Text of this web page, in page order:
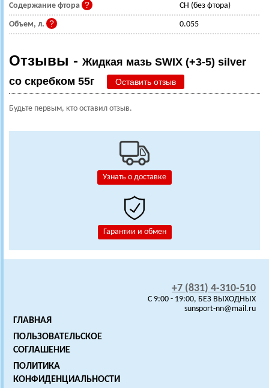
Узнать о доставке
Гарантии и обмен
Содержание фтора CH (без фтора)
Объем, л. 0.055
Отзывы - Жидкая мазь SWIX (+3-5) silver
со скребком 55г
Оставить отзыв
Будьте первым, кто оставил отзыв.
+7 (831) 4-310-510
C 9:00 - 19:00, БЕЗ ВЫХОДНЫХ
sunsport-nn@mail.ru
ГЛАВНАЯ
ПОЛЬЗОВАТЕЛЬСКОЕ
СОГЛАШЕНИЕ
ПОЛИТИКА
КОНФИДЕНЦИАЛЬНОСТИ